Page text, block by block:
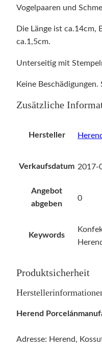
Vogelpaaren und
Die Länge ist ca.14cm,
ca.1,5cm.
Unterseitig mit
Keine
Zusätzliche
Hersteller
Verkaufsdatum 2017-
Angebot
abgeben
0
Keywords
Produktsicherheit
Herend
Adresse: Herend,